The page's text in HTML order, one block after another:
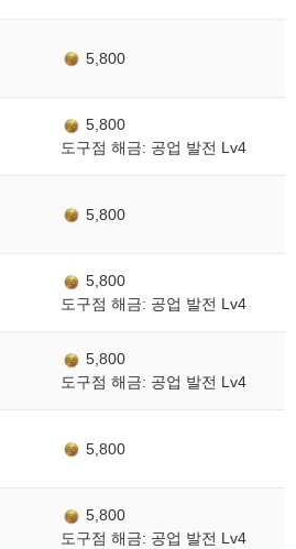
5,800
5,800
도구점 해금: 공업 발전 Lv4
5,800
5,800
도구점 해금: 공업 발전 Lv4
5,800
도구점 해금: 공업 발전 Lv4
5,800
5,800
도구점 해금: 공업 발전 Lv4